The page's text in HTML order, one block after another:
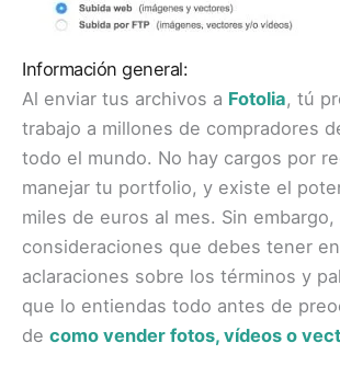
Información general:
Al enviar tus archivos a Fotolia, tú
trabajo a millones de compradores
todo el mundo. No hay cargos por
manejar tu portfolio, y existe el
miles de euros al mes. Sin embargo,
consideraciones que debes tener
aclaraciones sobre los términos y
que lo entiendas todo antes de
de como vender fotos, vídeos o